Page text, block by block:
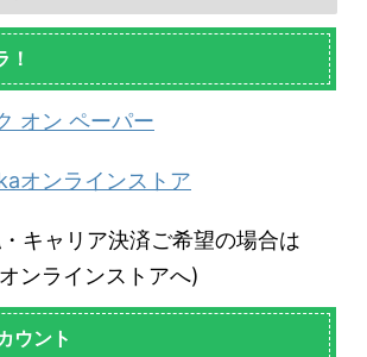
！
オン ペーパー
オンラインストア
キャリア決済ご希望の場合は
ンラインストアへ)
ウント